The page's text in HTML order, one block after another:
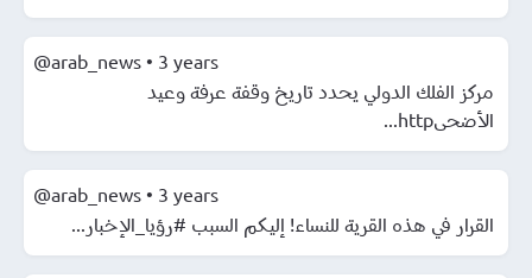
@arab_news • 3 years
مركز الفلك الدولي يحدد تاريخ وقفة عرفة وعيد
الأضحىhttp...
@arab_news • 3 years
القرار في هذه القرية للنساء! إليكم السبب #رؤيا_الإخبار...